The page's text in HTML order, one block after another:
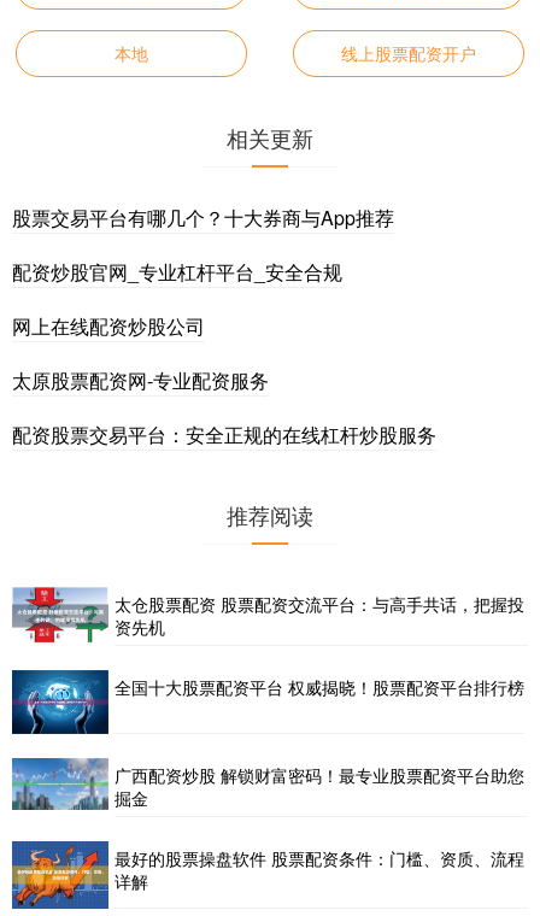
本地 线上股票配资开户
相关更新
股票交易平台有哪几个？十大券商与App推荐
配资炒股官网_专业杠杆平台_安全合规
网上在线配资炒股公司
太原股票配资网-专业配资服务
配资股票交易平台：安全正规的在线杠杆炒股服务
推荐阅读
太仓股票配资 股票配资交流平台：与高手共话，把握投
资先机
全国十大股票配资平台 权威揭晓！股票配资平台排行榜
广西配资炒股 解锁财富密码！最专业股票配资平台助您
掘金
最好的股票操盘软件 股票配资条件：门槛、资质、流程
详解